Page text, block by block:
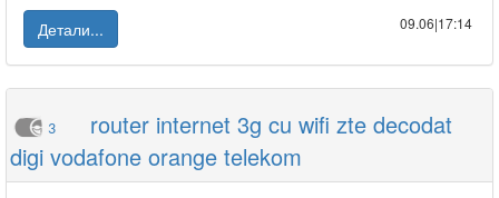
Детали...
09.06|17:14
3
router internet 3g cu wifi zte decodat
digi vodafone orange telekom